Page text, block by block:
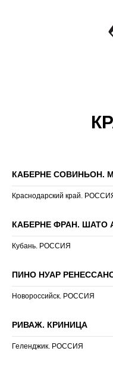
КАБЕРНЕ СОВИНЬОН.
Краснодарский край.
КАБЕРНЕ ФРАН. ШАТО
Кубань. РОССИЯ
ПИНО НУАР
Новороссийск. РОССИЯ
РИВАЖ. КРИНИЦА
Геленджик. РОССИЯ